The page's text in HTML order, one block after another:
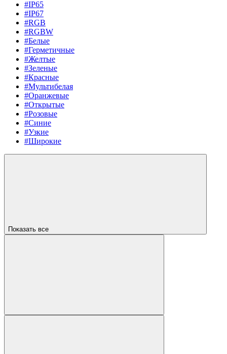
#IP65
#IP67
#RGB
#RGBW
#Белые
#Герметичные
#Желтые
#Зеленые
#Красные
#Мультибелая
#Оранжевые
#Открытые
#Розовые
#Синие
#Узкие
#Широкие
Показать все